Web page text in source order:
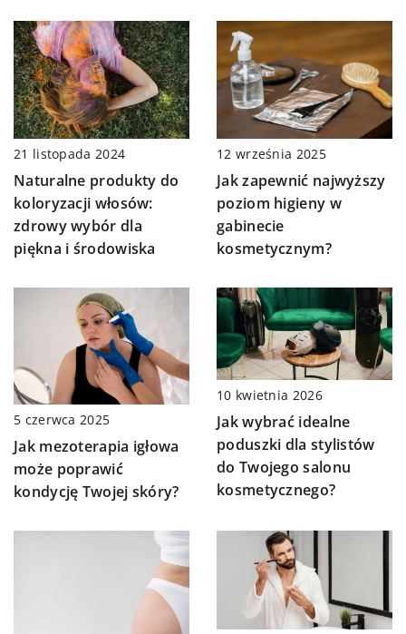
21 listopada 2024
Naturalne produkty do
koloryzacji włosów:
zdrowy wybór dla
piękna i środowiska
12 września 2025
Jak zapewnić najwyższy
poziom higieny w
gabinecie
kosmetycznym?
5 czerwca 2025
Jak mezoterapia igłowa
może poprawić
kondycję Twojej skóry?
10 kwietnia 2026
Jak wybrać idealne
poduszki dla stylistów
do Twojego salonu
kosmetycznego?